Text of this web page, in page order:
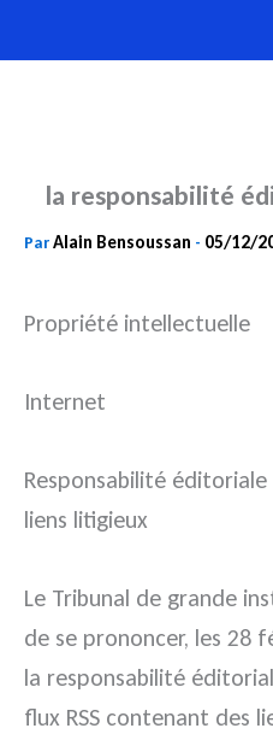
au
la responsabilité
ParAlain Bensoussan - 05/12/
Propriété intellectuelle
Internet
Responsabilité éditoriale
liens litigieux
Le Tribunal de grande
de se prononcer, les 28
la responsabilité
flux RSS contenant des